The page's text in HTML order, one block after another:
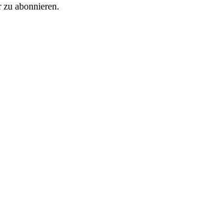
abonnieren.